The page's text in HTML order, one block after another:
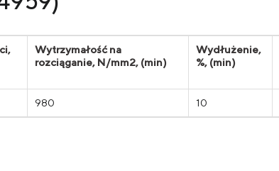
Wytrzymałość na
rozciąganie, N/mm2, (min)
Wydłużenie,
%, (min)
980 10